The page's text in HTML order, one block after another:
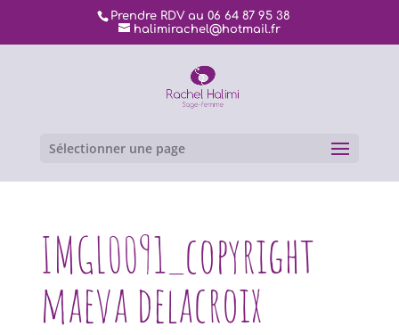
Prendre RDV au 06 64 87 95 38
halimirachel@hotmail.fr
Sélectionner une page
IMGL0091_copyright
maeva delacroix